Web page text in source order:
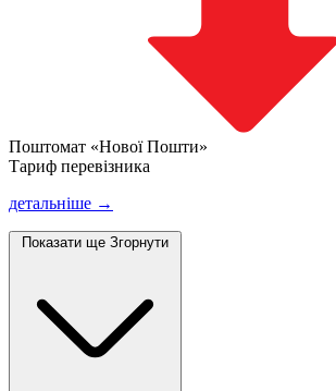
Поштомат «Нової Пошти»
Тариф перевізника
детальніше →
Показати ще Згорнути